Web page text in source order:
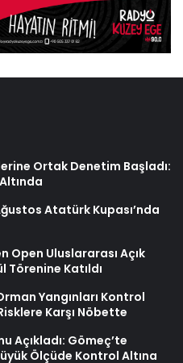
Ortak Denetim Başladı:
Atatürk Kupası’nda
Open Uluslararası Açık
Törenine Katıldı
Yangınları Kontrol
Karşı Nöbette
Açıkladı: Gömeç’te
Ölçüde Kontrol Altına